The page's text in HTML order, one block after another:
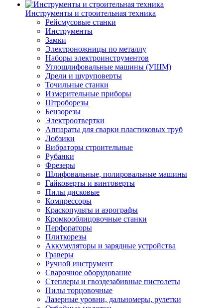
Инструменты и строительная техника
Рейсмусовые станки
Инструменты
Замки
Электроножницы по металлу
Наборы электроинструментов
Углошлифовальные машины (УШМ)
Дрели и шуруповерты
Точильные станки
Измерительные приборы
Штроборезы
Бензорезы
Электроотвертки
Аппараты для сварки пластиковых труб
Лобзики
Вибраторы строительные
Рубанки
Фрезеры
Шлифовальные, полировальные машины
Гайковерты и винтоверты
Пилы дисковые
Компрессоры
Краскопульты и аэрографы
Кромкооблицовочные станки
Перфораторы
Плиткорезы
Аккумуляторы и зарядные устройства
Граверы
Ручной инструмент
Сварочное оборудование
Степлеры и гвоздезабивные пистолеты
Пилы торцовочные
Лазерные уровни, дальномеры, рулетки